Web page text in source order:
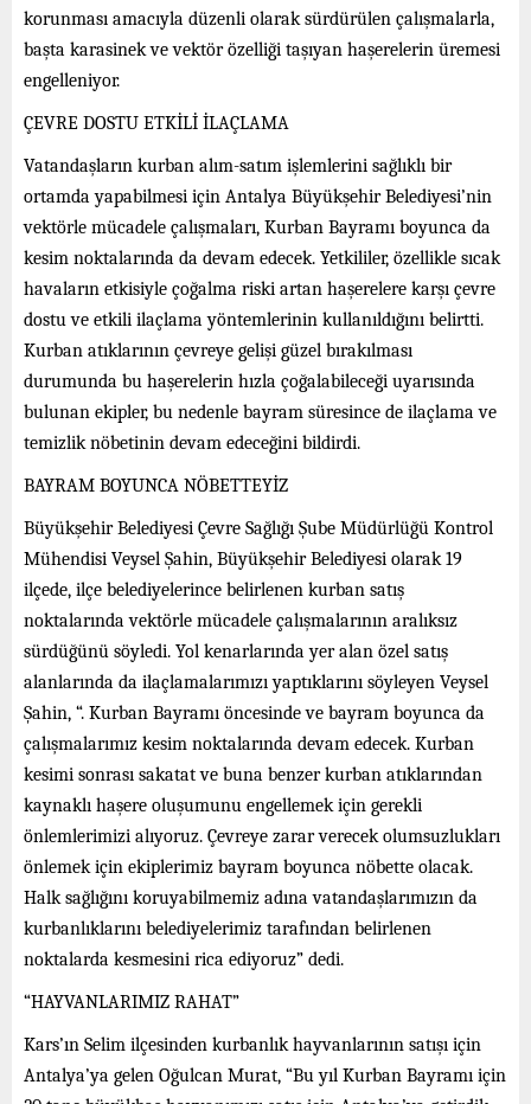
korunması amacıyla düzenli olarak sürdürülen çalışmalarla,
başta karasinek ve vektör özelliği taşıyan haşerelerin üremesi
engelleniyor.
ÇEVRE DOSTU ETKİLİ İLAÇLAMA
Vatandaşların kurban alım-satım işlemlerini sağlıklı bir
ortamda yapabilmesi için Antalya Büyükşehir Belediyesi’nin
vektörle mücadele çalışmaları, Kurban Bayramı boyunca da
kesim noktalarında da devam edecek. Yetkililer, özellikle sıcak
havaların etkisiyle çoğalma riski artan haşerelere karşı çevre
dostu ve etkili ilaçlama yöntemlerinin kullanıldığını belirtti.
Kurban atıklarının çevreye gelişi güzel bırakılması
durumunda bu haşerelerin hızla çoğalabileceği uyarısında
bulunan ekipler, bu nedenle bayram süresince de ilaçlama ve
temizlik nöbetinin devam edeceğini bildirdi.
BAYRAM BOYUNCA NÖBETTEYİZ
Büyükşehir Belediyesi Çevre Sağlığı Şube Müdürlüğü Kontrol
Mühendisi Veysel Şahin, Büyükşehir Belediyesi olarak 19
ilçede, ilçe belediyelerince belirlenen kurban satış
noktalarında vektörle mücadele çalışmalarının aralıksız
sürdüğünü söyledi. Yol kenarlarında yer alan özel satış
alanlarında da ilaçlamalarımızı yaptıklarını söyleyen Veysel
Şahin, “. Kurban Bayramı öncesinde ve bayram boyunca da
çalışmalarımız kesim noktalarında devam edecek. Kurban
kesimi sonrası sakatat ve buna benzer kurban atıklarından
kaynaklı haşere oluşumunu engellemek için gerekli
önlemlerimizi alıyoruz. Çevreye zarar verecek olumsuzlukları
önlemek için ekiplerimiz bayram boyunca nöbette olacak.
Halk sağlığını koruyabilmemiz adına vatandaşlarımızın da
kurbanlıklarını belediyelerimiz tarafından belirlenen
noktalarda kesmesini rica ediyoruz” dedi.
“HAYVANLARIMIZ RAHAT”
Kars’ın Selim ilçesinden kurbanlık hayvanlarının satışı için
Antalya’ya gelen Oğulcan Murat, “Bu yıl Kurban Bayramı için